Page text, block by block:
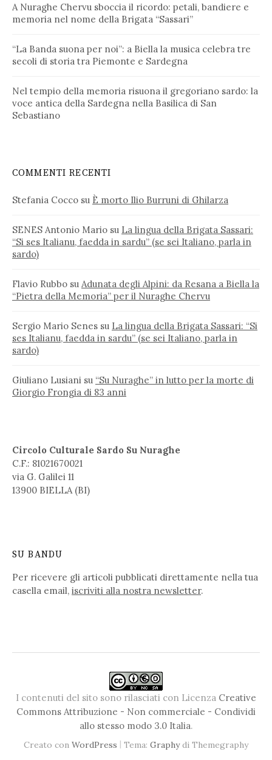
A Nuraghe Chervu sboccia il ricordo: petali, bandiere e
memoria nel nome della Brigata “Sassari”
“La Banda suona per noi”: a Biella la musica celebra tre
secoli di storia tra Piemonte e Sardegna
Nel tempio della memoria risuona il gregoriano sardo: la
voce antica della Sardegna nella Basilica di San
Sebastiano
COMMENTI RECENTI
Stefania Cocco su È morto Ilio Burruni di Ghilarza
SENES Antonio Mario su La lingua della Brigata Sassari:
“Si ses Italianu, faedda in sardu” (se sei Italiano, parla in
sardo)
Flavio Rubbo su Adunata degli Alpini: da Resana a Biella la
“Pietra della Memoria” per il Nuraghe Chervu
Sergio Mario Senes su La lingua della Brigata Sassari: “Si
ses Italianu, faedda in sardu” (se sei Italiano, parla in
sardo)
Giuliano Lusiani su “Su Nuraghe” in lutto per la morte di
Giorgio Frongia di 83 anni
Circolo Culturale Sardo Su Nuraghe
C.F.: 81021670021
via G. Galilei 11
13900 BIELLA (BI)
SU BANDU
Per ricevere gli articoli pubblicati direttamente nella tua
casella email, iscriviti alla nostra newsletter.
I contenuti del sito sono rilasciati con Licenza Creative
Commons Attribuzione - Non commerciale - Condividi
allo stesso modo 3.0 Italia.
Creato con WordPress | Tema: Graphydi Themegraphy